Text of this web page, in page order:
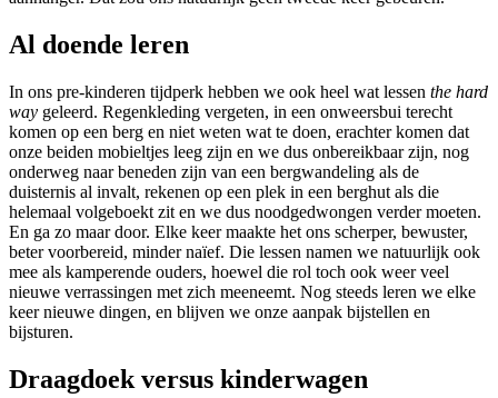
Al doende leren
In ons pre-kinderen tijdperk hebben we ook heel wat lessen the hard
way geleerd. Regenkleding vergeten, in een onweersbui terecht
komen op een berg en niet weten wat te doen, erachter komen dat
onze beiden mobieltjes leeg zijn en we dus onbereikbaar zijn, nog
onderweg naar beneden zijn van een bergwandeling als de
duisternis al invalt, rekenen op een plek in een berghut als die
helemaal volgeboekt zit en we dus noodgedwongen verder moeten.
En ga zo maar door. Elke keer maakte het ons scherper, bewuster,
beter voorbereid, minder naïef. Die lessen namen we natuurlijk ook
mee als kamperende ouders, hoewel die rol toch ook weer veel
nieuwe verrassingen met zich meeneemt. Nog steeds leren we elke
keer nieuwe dingen, en blijven we onze aanpak bijstellen en
bijsturen.
Draagdoek versus kinderwagen